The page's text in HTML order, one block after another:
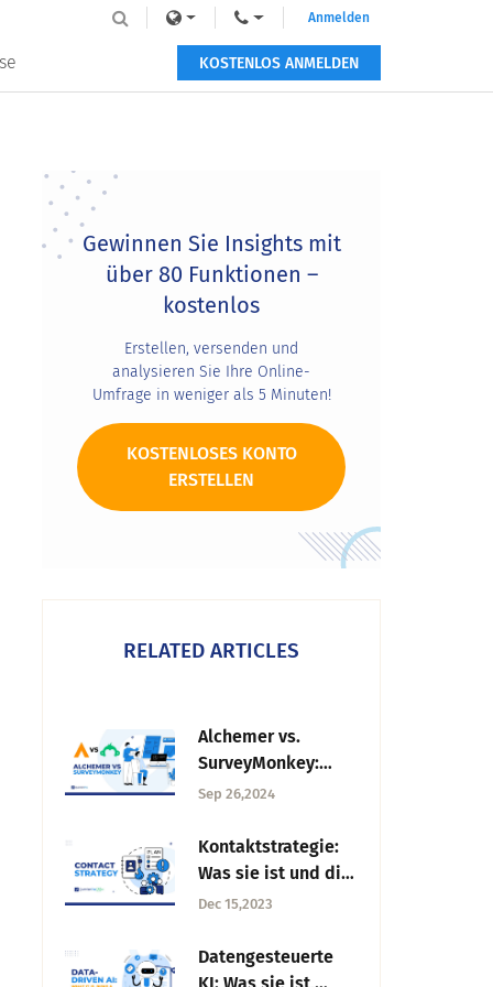
Anmelden
KOSTENLOS ANMELDEN
Primary
Sidebar
Gewinnen Sie Insights mit
über 80 Funktionen –
kostenlos
Erstellen, versenden und
analysieren Sie Ihre Online-
Umfrage in weniger als 5 Minuten!
KOSTENLOSES KONTO
ERSTELLEN
RELATED ARTICLES
Alchemer vs.
SurveyMonkey:
Welches
Beste für Sie?
Sep 26,2024
Kontaktstrategie:
Was sie ist und die
wichtigsten
Erstellung einer
Strategie
Dec 15,2023
Datengesteuerte